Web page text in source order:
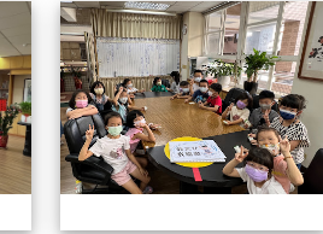
認識校長室活動